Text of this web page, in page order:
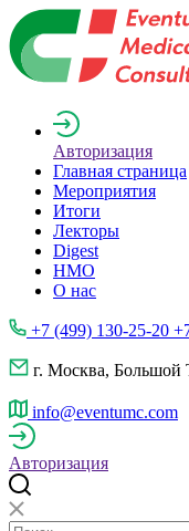
Авторизация
Главная страница
Мероприятия
Итоги
Лекторы
Digest
НМО
О нас
+7 (499) 130-25-20
г. Москва, Большой
info@eventumc.com
Авторизация